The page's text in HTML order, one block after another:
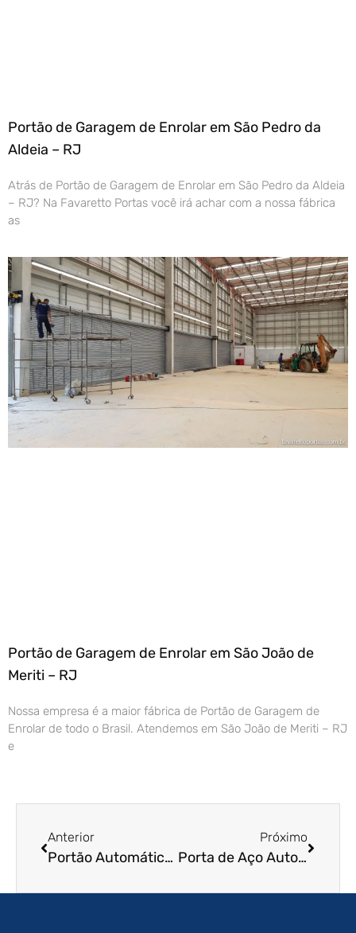
Portão de Garagem de Enrolar em São Pedro da
Aldeia – RJ
Atrás de Portão de Garagem de Enrolar em São Pedro da Aldeia
– RJ? Na Favaretto Portas você irá achar com a nossa fábrica
as
Portão de Garagem de Enrolar em São João de
Meriti – RJ
Nossa empresa é a maior fábrica de Portão de Garagem de
Enrolar de todo o Brasil. Atendemos em São João de Meriti – RJ
e
Anterior
Portão Automático de Enrolar em São Vicente – SP
Próximo
Porta de Aço Automática em Votuporanga – SP